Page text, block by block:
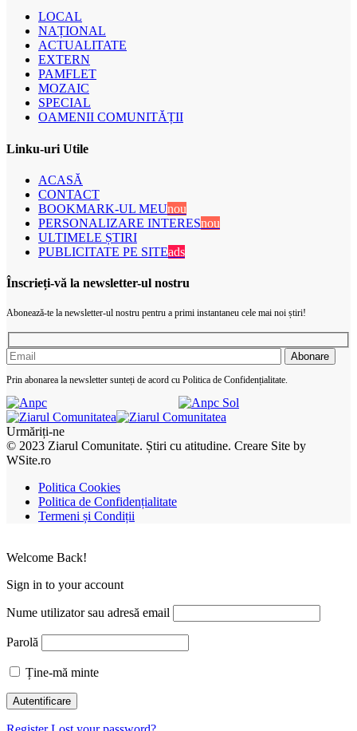
LOCAL
NAȚIONAL
ACTUALITATE
EXTERN
PAMFLET
MOZAIC
SPECIAL
OAMENII COMUNITĂȚII
Linku-uri Utile
ACASĂ
CONTACT
BOOKMARK-UL MEUnou
PERSONALIZARE INTERESnou
ULTIMELE ȘTIRI
PUBLICITATE PE SITEads
Înscrieți-vă la newsletter-ul nostru
Abonează-te la newsletter-ul nostru pentru a primi instantaneu cele mai noi știri!
Prin abonarea la newsletter sunteți de acord cu Politica de Confidențialitate.
Urmăriți-ne
© 2023 Ziarul Comunitate. Știri cu atitudine. Creare Site by
WSite.ro
Politica Cookies
Politica de Confidențialitate
Termeni și Condiții
Welcome Back!
Sign in to your account
Nume utilizator sau adresă email
Parolă
Ține-mă minte